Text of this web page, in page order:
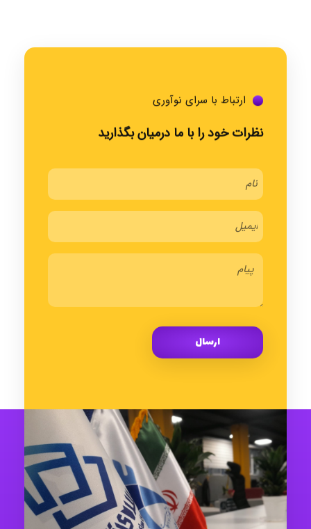
ارتباط با سرای نوآوری
نظرات خود را با ما درمیان بگذارید